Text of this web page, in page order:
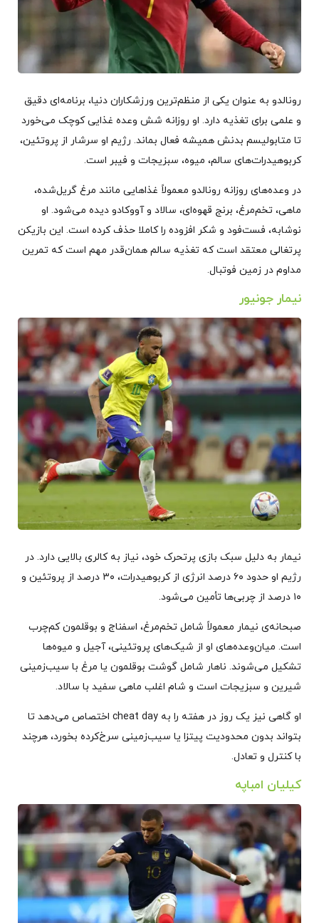
رونالدو به عنوان یکی از منظم‌ترین ورزشکاران دنیا، برنامه‌ای دقیق
و علمی برای تغذیه دارد. او روزانه شش وعده غذایی کوچک می‌خورد
تا متابولیسم بدنش همیشه فعال بماند. رژیم او سرشار از پروتئین،
کربوهیدرات‌های سالم، میوه، سبزیجات و فیبر است.
در وعده‌های روزانه رونالدو معمولاً غذاهایی مانند مرغ گریل‌شده،
ماهی، تخم‌مرغ، برنج قهوه‌ای، سالاد و آووکادو دیده می‌شود. او
نوشابه، فست‌فود و شکر افزوده را کاملا حذف کرده است. این بازیکن
پرتغالی معتقد است که تغذیه سالم همان‌قدر مهم است که تمرین
مداوم در زمین فوتبال.
نیمار جونیور
نیمار به دلیل سبک بازی پرتحرک خود، نیاز به کالری بالایی دارد. در
رژیم او حدود ۶۰ درصد انرژی از کربوهیدرات، ۳۰ درصد از پروتئین و
۱۰ درصد از چربی‌ها تأمین می‌شود.
صبحانه‌ی نیمار معمولاً شامل تخم‌مرغ، اسفناج و بوقلمون کم‌چرب
است. میان‌وعده‌های او از شیک‌های پروتئینی، آجیل و میوه‌ها
تشکیل می‌شوند. ناهار شامل گوشت بوقلمون یا مرغ با سیب‌زمینی
شیرین و سبزیجات است و شام اغلب ماهی سفید با سالاد.
او گاهی نیز یک روز در هفته را به cheat day اختصاص می‌دهد تا
بتواند بدون محدودیت پیتزا یا سیب‌زمینی سرخ‌کرده بخورد، هرچند
با کنترل و تعادل.
کیلیان امباپه